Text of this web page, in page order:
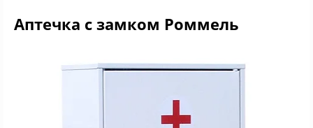
Аптечка с замком Роммель